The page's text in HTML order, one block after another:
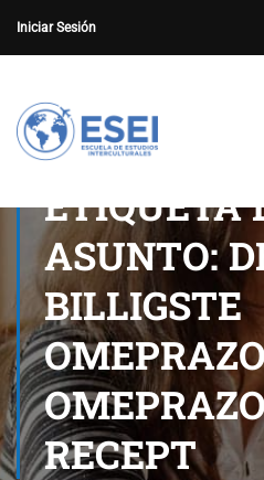
Iniciar Sesión
ETIQUETA
ASUNTO:
BILLIGSTE
RECEPT